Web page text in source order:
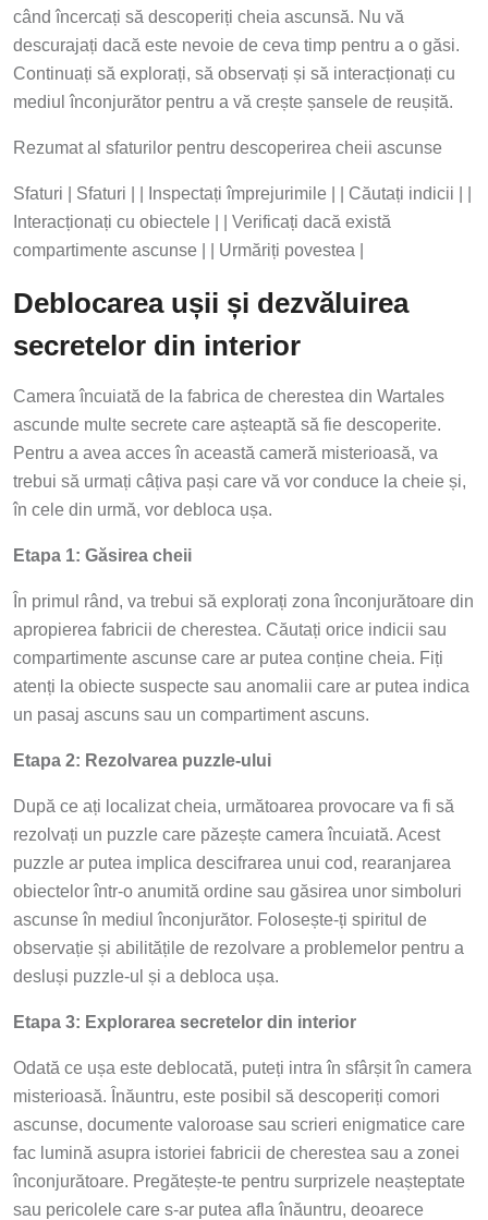
când încercați să descoperiți cheia ascunsă. Nu vă
descurajați dacă este nevoie de ceva timp pentru a o găsi.
Continuați să explorați, să observați și să interacționați cu
mediul înconjurător pentru a vă crește șansele de reușită.
Rezumat al sfaturilor pentru descoperirea cheii ascunse
Sfaturi | Sfaturi | | Inspectați împrejurimile | | Căutați indicii | |
Interacționați cu obiectele | | Verificați dacă există
compartimente ascunse | | Urmăriți povestea |
Deblocarea ușii și dezvăluirea
secretelor din interior
Camera încuiată de la fabrica de cherestea din Wartales
ascunde multe secrete care așteaptă să fie descoperite.
Pentru a avea acces în această cameră misterioasă, va
trebui să urmați câțiva pași care vă vor conduce la cheie și,
în cele din urmă, vor debloca ușa.
Etapa 1: Găsirea cheii
În primul rând, va trebui să explorați zona înconjurătoare din
apropierea fabricii de cherestea. Căutați orice indicii sau
compartimente ascunse care ar putea conține cheia. Fiți
atenți la obiecte suspecte sau anomalii care ar putea indica
un pasaj ascuns sau un compartiment ascuns.
Etapa 2: Rezolvarea puzzle-ului
După ce ați localizat cheia, următoarea provocare va fi să
rezolvați un puzzle care păzește camera încuiată. Acest
puzzle ar putea implica descifrarea unui cod, rearanjarea
obiectelor într-o anumită ordine sau găsirea unor simboluri
ascunse în mediul înconjurător. Folosește-ți spiritul de
observație și abilitățile de rezolvare a problemelor pentru a
desluși puzzle-ul și a debloca ușa.
Etapa 3: Explorarea secretelor din interior
Odată ce ușa este deblocată, puteți intra în sfârșit în camera
misterioasă. Înăuntru, este posibil să descoperiți comori
ascunse, documente valoroase sau scrieri enigmatice care
fac lumină asupra istoriei fabricii de cherestea sau a zonei
înconjurătoare. Pregătește-te pentru surprizele neașteptate
sau pericolele care s-ar putea afla înăuntru, deoarece